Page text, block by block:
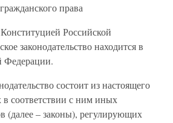
права
Российской
законодательство находится в
Федерации.
состоит из настоящего
соответствии с ним иных
(далее – законы), регулирующих